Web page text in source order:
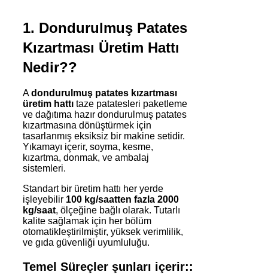
1. Dondurulmuş Patates
Kızartması Üretim Hattı
Nedir??
Adondurulmuş patates kızartması
üretim hattı taze patatesleri paketleme
ve dağıtıma hazır dondurulmuş patates
kızartmasına dönüştürmek için
tasarlanmış eksiksiz bir makine setidir.
Yıkamayı içerir, soyma, kesme,
kızartma, donmak, ve ambalaj
sistemleri.
Standart bir üretim hattı her yerde
işleyebilir 100 kg/saatten fazla 2000
kg/saat, ölçeğine bağlı olarak. Tutarlı
kalite sağlamak için her bölüm
otomatikleştirilmiştir, yüksek verimlilik,
ve gıda güvenliği uyumluluğu.
Temel Süreçler şunları içerir::